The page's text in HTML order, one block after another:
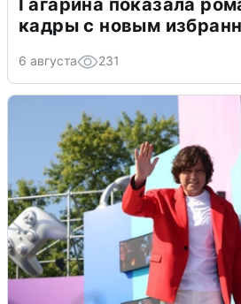
кадры с новым
6 августа 231